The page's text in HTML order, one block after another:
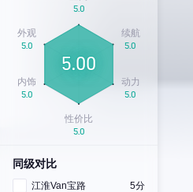
同级对比
江淮Van宝路
5分